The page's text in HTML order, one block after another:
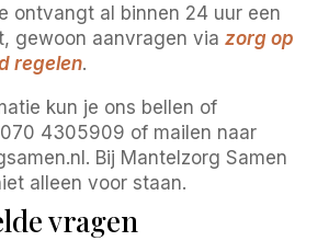
ontvangt al binnen 24 uur een
gewoon aanvragen viazorg op
regelen.
kun je ons bellen of
4305909 of mailen naar
Bij Mantelzorg Samen
alleen voor staan.
vragen